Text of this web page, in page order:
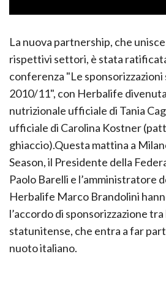
La nuova partnership, che
rispettivi settori, è stata
conferenza "Le
2010/11", con Herbalife
nutrizionale ufficiale di Tania
ufficiale di Carolina Kostner
ghiaccio).Questa mattina a
Season, il Presidente della
Paolo Barelli e l’amministratore
Herbalife Marco Brandolini
l’accordo di sponsorizzazione
statunitense, che entra a far
nuoto italiano.